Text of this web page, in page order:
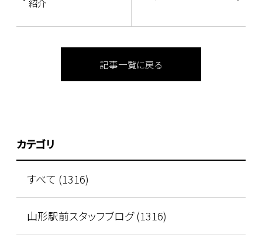
紹介
記事一覧に戻る
カテゴリ
すべて (1316)
山形駅前スタッフブログ (1316)